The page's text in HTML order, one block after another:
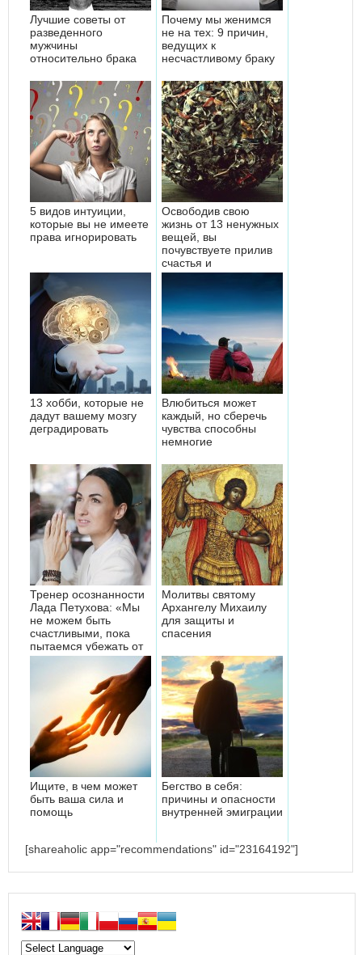
Лучшие советы от
разведенного
мужчины
относительно брака
Почему мы женимся
не на тех: 9 причин,
ведущих к
несчастливому браку
5 видов интуиции,
которые вы не имеете
права игнорировать
Освободив свою
жизнь от 13 ненужных
вещей, вы
почувствуете прилив
счастья и
удовольствия
13 хобби, которые не
дадут вашему мозгу
деградировать
Влюбиться может
каждый, но сберечь
чувства способны
немногие
Тренер осознанности
Лада Петухова: «Мы
не можем быть
счастливыми, пока
пытаемся убежать от
себя. Ког...
Молитвы святому
Архангелу Михаилу
для защиты и
спасения
Ищите, в чем может
быть ваша сила и
помощь
Бегство в себя:
причины и опасности
внутренней эмиграции
[shareaholic app="recommendations" id="23164192"]